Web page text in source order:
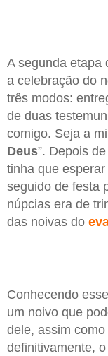
A segunda etapa
a celebração do
três modos:
de duas
comigo. Seja a
Deus”. Depois
tinha que
seguido de festa
núpcias era de
das noivas do e
Conhecendo
um noivo que
dele, assim como
definitivamente,